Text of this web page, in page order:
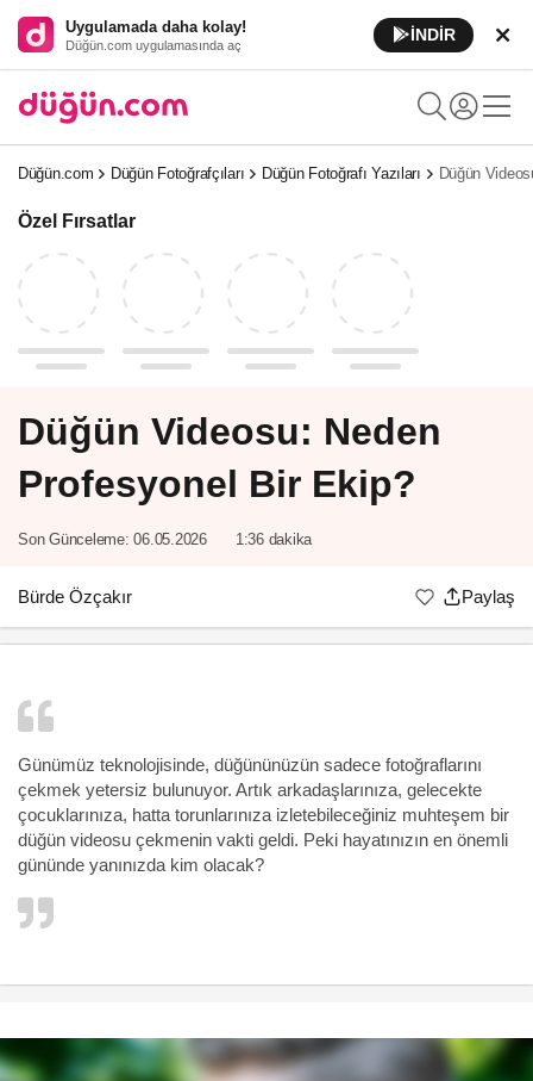
Uygulamada daha kolay!
Düğün.com uygulamasında aç
İNDİR
Düğün.com Düğün Fotoğrafçıları Düğün Fotoğrafı Yazıları Düğün
Özel Fırsatlar
Düğün Videosu: Neden
Profesyonel Bir Ekip?
Son Günceleme: 06.05.2026 1:36 dakika
Bürde Özçakır Paylaş
Günümüz teknolojisinde, düğününüzün sadece fotoğraflarını
çekmek yetersiz bulunuyor. Artık arkadaşlarınıza, gelecekte
çocuklarınıza, hatta torunlarınıza izletebileceğiniz muhteşem bir
düğün videosu çekmenin vakti geldi. Peki hayatınızın en önemli
gününde yanınızda kim olacak?